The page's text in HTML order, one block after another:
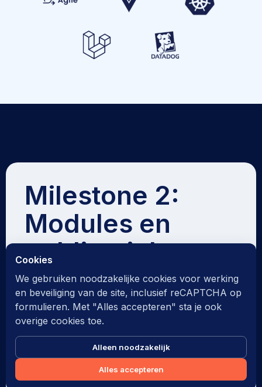
Milestone 2:
Modules en
publicatieketen
In de volgende fase zijn routebeheer,
selectie, onderhoudsflows en
publicatiemodules doorontwikkeld tot een
samenhangende keten.
gecontroleerd en direct gepubliceerd naar
Cookies
We gebruiken noodzakelijke cookies voor werking
en beveiliging van de site, inclusief reCAPTCHA op
formulieren. Met "Alles accepteren" sta je ook
overige cookies toe.
Alleen noodzakelijk
Alles accepteren